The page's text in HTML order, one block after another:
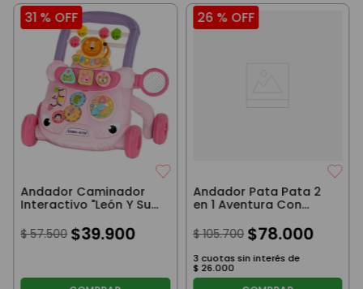
31 % OFF
Andador Caminador
Interactivo "León Y Sus
Rosa
$ 57.500 $39.900
26 % OFF
Andador Pata Pata 2
en 1 Aventura Con
$ 105.700 $78.000
3 cuotas sin interés de
$ 26.000